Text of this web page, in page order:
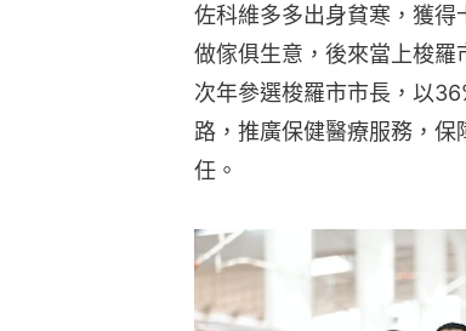
佐科維多多出身貧寒，獲
做傢俱生意，後來當上梭羅
次年參選梭羅市市長，以
路，推廣保健醫療服務，
任。